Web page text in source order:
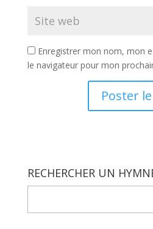
Enregistrer mon nom, mon
le navigateur pour mon
RECHERCHER UN